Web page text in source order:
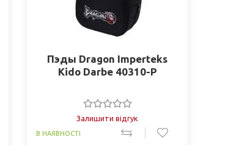
Пэды Dragon Imperteks
Kido Darbe 40310-P
Залишити відгук
В НАЯВНОСТІ